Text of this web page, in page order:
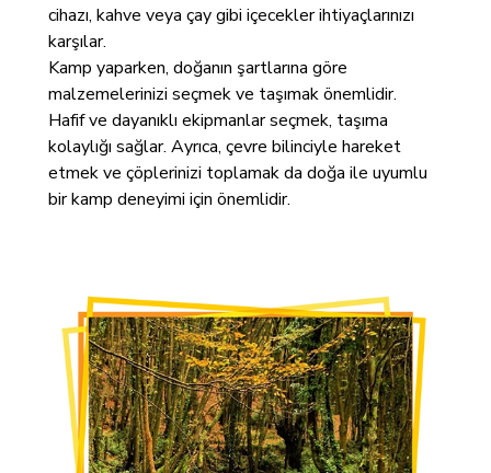
cihazı, kahve veya çay gibi içecekler ihtiyaçlarınızı
karşılar.
Kamp yaparken, doğanın şartlarına göre
malzemelerinizi seçmek ve taşımak önemlidir.
Hafif ve dayanıklı ekipmanlar seçmek, taşıma
kolaylığı sağlar. Ayrıca, çevre bilinciyle hareket
etmek ve çöplerinizi toplamak da doğa ile uyumlu
bir kamp deneyimi için önemlidir.